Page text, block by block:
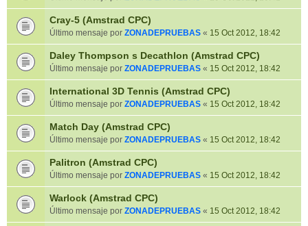
Cray-5 (Amstrad CPC)
Último mensaje por ZONADEPRUEBAS « 15 Oct 2012, 18:42
Daley Thompson s Decathlon (Amstrad CPC)
Último mensaje por ZONADEPRUEBAS « 15 Oct 2012, 18:42
International 3D Tennis (Amstrad CPC)
Último mensaje por ZONADEPRUEBAS « 15 Oct 2012, 18:42
Match Day (Amstrad CPC)
Último mensaje por ZONADEPRUEBAS « 15 Oct 2012, 18:42
Palitron (Amstrad CPC)
Último mensaje por ZONADEPRUEBAS « 15 Oct 2012, 18:42
Warlock (Amstrad CPC)
Último mensaje por ZONADEPRUEBAS « 15 Oct 2012, 18:42